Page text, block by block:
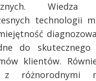
technologii
do skutecznego
klientów.
z różnorodnymi